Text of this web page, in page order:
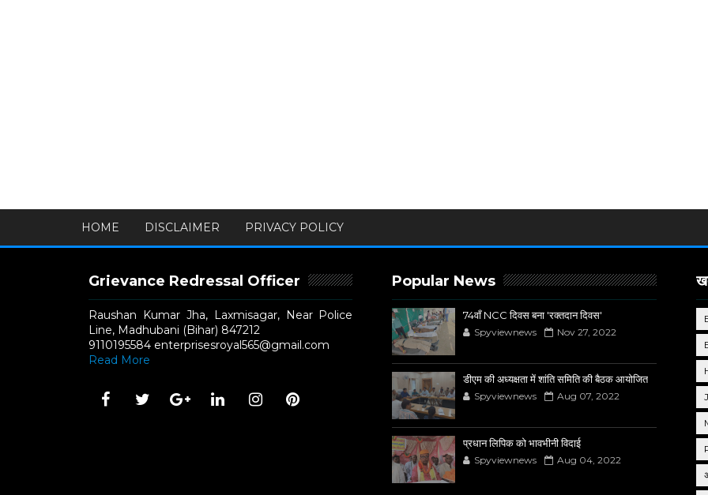
HOME DISCLAIMER PRIVACY POLICY
Grievance Redressal Officer
Raushan Kumar Jha, Laxmisagar, Near Police
Line, Madhubani (Bihar) 847212
9110195584 enterprisesroyal565@gmail.com
Read More
Popular News
74वाँ NCC दिवस बना 'रक्तदान दिवस'
Spyviewnews Nov 27, 2022
डीएम की अध्यक्षता में शांति समिति की बैठक आयोजित
Spyviewnews Aug 07, 2022
प्रधान लिपिक को भावभीनी विदाई
Spyviewnews Aug 04, 2022